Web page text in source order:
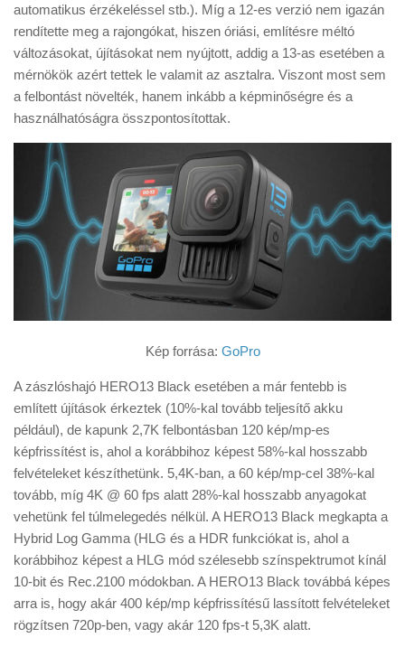
automatikus érzékeléssel stb.). Míg a 12-es verzió nem igazán
rendítette meg a rajongókat, hiszen óriási, említésre méltó
változásokat, újításokat nem nyújtott, addig a 13-as esetében a
mérnökök azért tettek le valamit az asztalra. Viszont most sem
a felbontást növelték, hanem inkább a képminőségre és a
használhatóságra összpontosítottak.
Kép forrása: GoPro
A zászlóshajó HERO13 Black esetében a már fentebb is
említett újítások érkeztek (10%-kal tovább teljesítő akku
például), de kapunk 2,7K felbontásban 120 kép/mp-es
képfrissítést is, ahol a korábbihoz képest 58%-kal hosszabb
felvételeket készíthetünk. 5,4K-ban, a 60 kép/mp-cel 38%-kal
tovább, míg 4K @ 60 fps alatt 28%-kal hosszabb anyagokat
vehetünk fel túlmelegedés nélkül. A HERO13 Black megkapta a
Hybrid Log Gamma (HLG és a HDR funkciókat is, ahol a
korábbihoz képest a HLG mód szélesebb színspektrumot kínál
10-bit és Rec.2100 módokban. A HERO13 Black továbbá képes
arra is, hogy akár 400 kép/mp képfrissítésű lassított felvételeket
rögzítsen 720p-ben, vagy akár 120 fps-t 5,3K alatt.